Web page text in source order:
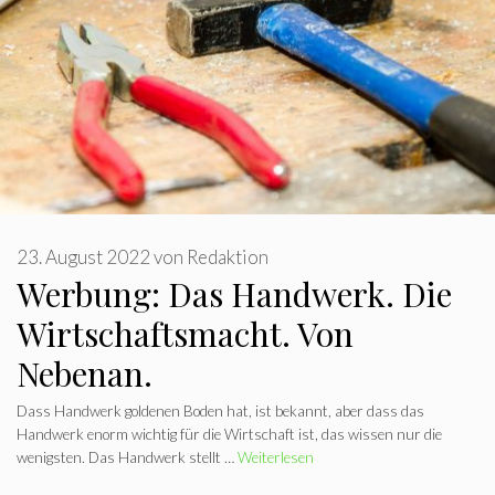
Werbung: Das Handwerk. Die
Wirtschaftsmacht. Von
Nebenan.
23. August 2022von Redaktion
Dass Handwerk goldenen Boden hat, ist bekannt, aber dass das
Handwerk enorm wichtig für die Wirtschaft ist, das wissen nur die
wenigsten. Das Handwerk stellt …Weiterlesen